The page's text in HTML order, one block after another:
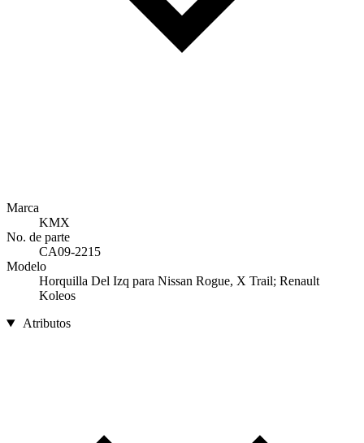
Marca
KMX
No. de parte
CA09-2215
Modelo
Horquilla Del Izq para Nissan Rogue, X Trail; Renault
Koleos
Atributos